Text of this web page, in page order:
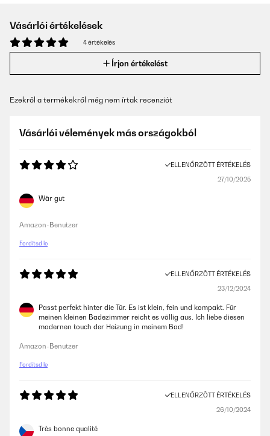
Vásárlói értékelések
4 értékelés
Írjon értékelést
Ezekről a termékekről még nem írtak recenziót
Vásárlói vélemények más országokból
ELLENŐRZÖTT ÉRTÉKELÉS
27/10/2025
Wär gut
Amazon-Benutzer
Fordítsd le
ELLENŐRZÖTT ÉRTÉKELÉS
23/12/2024
Passt perfekt hinter die Tür. Es ist klein, fein und kompakt. Für
meinen kleinen Badezimmer reicht es völlig aus. Ich liebe diesen
modernen touch der Heizung in meinem Bad!
Amazon-Benutzer
Fordítsd le
ELLENŐRZÖTT ÉRTÉKELÉS
26/10/2024
Très bonne qualité